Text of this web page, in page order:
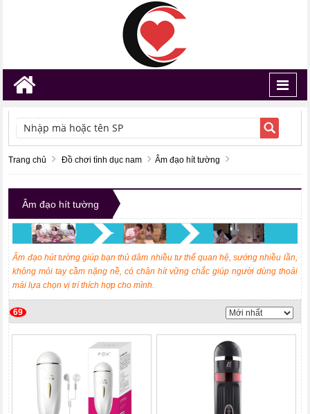
TÌM KIẾM
Trang chủ Đồ chơi tình dục nam Âm đạo hít tường
Âm đạo hít tường
Âm đạo hút tường giúp bạn thủ dâm nhiều tư thế quan hệ, sướng nhiều lần,
không mỏi tay cầm nặng nề, có chân hít vững chắc giúp người dùng thoải
mái lựa chọn vị trí thích hợp cho mình.
69